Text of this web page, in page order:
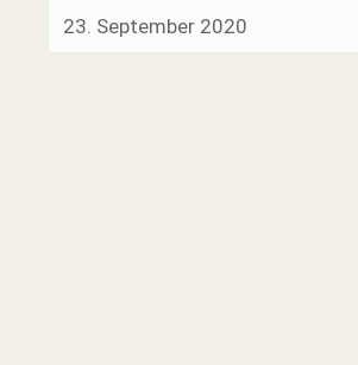
23. September 2020